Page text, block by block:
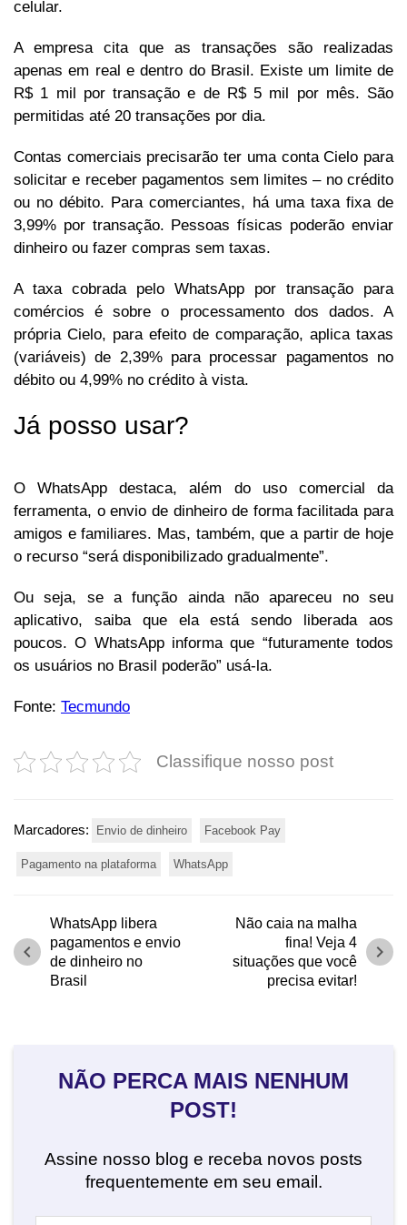
celular.
A empresa cita que as transações são realizadas
apenas em real e dentro do Brasil. Existe um limite de
R$ 1 mil por transação e de R$ 5 mil por mês. São
permitidas até 20 transações por dia.
Contas comerciais precisarão ter uma conta Cielo para
solicitar e receber pagamentos sem limites – no crédito
ou no débito. Para comerciantes, há uma taxa fixa de
3,99% por transação. Pessoas físicas poderão enviar
dinheiro ou fazer compras sem taxas.
A taxa cobrada pelo WhatsApp por transação para
comércios é sobre o processamento dos dados. A
própria Cielo, para efeito de comparação, aplica taxas
(variáveis) de 2,39% para processar pagamentos no
débito ou 4,99% no crédito à vista.
Já posso usar?
O WhatsApp destaca, além do uso comercial da
ferramenta, o envio de dinheiro de forma facilitada para
amigos e familiares. Mas, também, que a partir de hoje
o recurso “será disponibilizado gradualmente”.
Ou seja, se a função ainda não apareceu no seu
aplicativo, saiba que ela está sendo liberada aos
poucos. O WhatsApp informa que “futuramente todos
os usuários no Brasil poderão” usá-la.
Fonte: Tecmundo
Classifique nosso post
Marcadores: Envio de dinheiro Facebook Pay
Pagamento na plataforma WhatsApp
WhatsApp libera
pagamentos e envio
de dinheiro no
Brasil
chevron_left
Não caia na malha
fina! Veja 4
situações que você
precisa evitar!
chevron_right
NÃO PERCA MAIS NENHUM
POST!
Assine nosso blog e receba novos posts
frequentemente em seu email.